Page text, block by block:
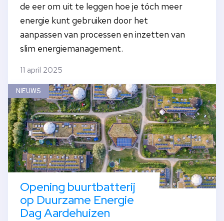
de eer om uit te leggen hoe je tóch meer
energie kunt gebruiken door het
aanpassen van processen en inzetten van
slim energiemanagement.
11 april 2025
Opening buurtbatterij
op Duurzame Energie
Dag Aardehuizen
NIEUWS